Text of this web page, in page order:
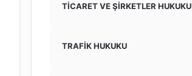
TİCARET VE ŞİRKETLER HUKUKU
TRAFİK HUKUKU